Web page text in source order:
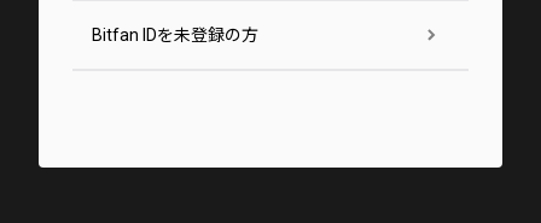
Bitfan IDを未登録の方